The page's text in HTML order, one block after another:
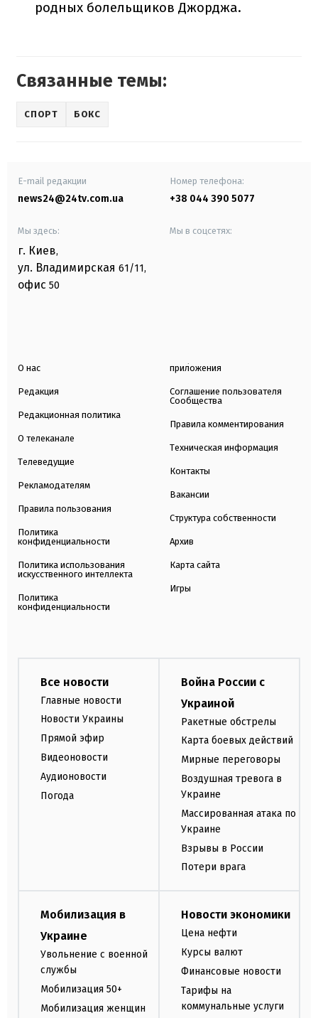
родных болельщиков Джорджа.
Связанные темы:
СПОРТ БОКС
E-mail редакции
news24@24tv.com.ua
Номер телефона:
+38 044 390 5077
Мы здесь:
г. Киев,
ул. Владимирская 61/11,
офис 50
Мы в соцсетях:
О нас
Редакция
Редакционная политика
О телеканале
Телеведущие
Рекламодателям
Правила пользования
Политика
конфиденциальности
Политика использования
искусственного интеллекта
Политика
конфиденциальности
приложения
Соглашение пользователя
Сообщества
Правила комментирования
Техническая информация
Контакты
Вакансии
Структура собственности
Архив
Карта сайта
Игры
Все новости
Главные новости
Новости Украины
Прямой эфир
Видеоновости
Аудионовости
Погода
Война России с
Украиной
Ракетные обстрелы
Карта боевых действий
Мирные переговоры
Воздушная тревога в
Украине
Массированная атака по
Украине
Взрывы в России
Потери врага
Мобилизация в
Украине
Увольнение с военной
службы
Мобилизация 50+
Мобилизация женщин
Новости экономики
Цена нефти
Курсы валют
Финансовые новости
Тарифы на
коммунальные услуги